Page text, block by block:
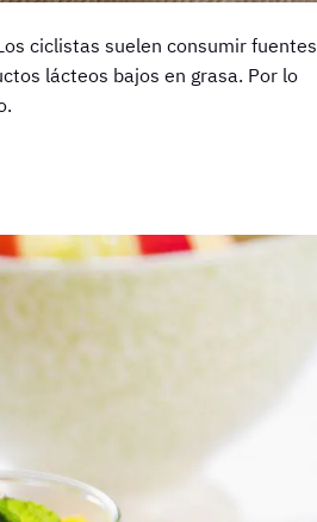
ciclistas suelen consumir fuentes
lácteos bajos en grasa. Por lo